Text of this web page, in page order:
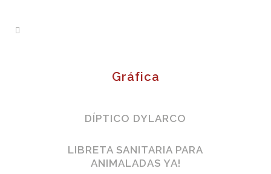
Gráfica
DÍPTICO DYLARCO
LIBRETA SANITARIA PARA
ANIMALADAS YA!